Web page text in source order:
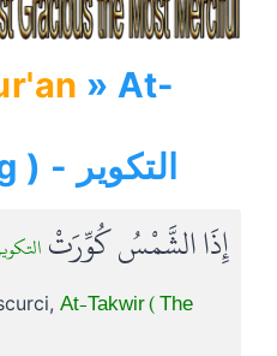
» At-
Overthrowing ) - التكوير
إِذَا الشَّمْسُ كُوِّرَتْ
At-Takwir ( The